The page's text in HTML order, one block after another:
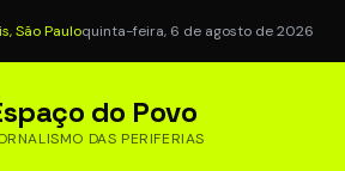
São Pauloquinta-feira, 6 de agosto de 2026
do Povo
DAS PERIFERIAS